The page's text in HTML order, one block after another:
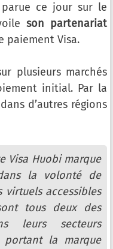
ce jour sur le
son partenariat
paiement Visa.
plusieurs marchés
initial. Par la
d’autres régions
Visa Huobi marque
la volonté de
accessibles
tous deux des
leurs secteurs
portant la marque